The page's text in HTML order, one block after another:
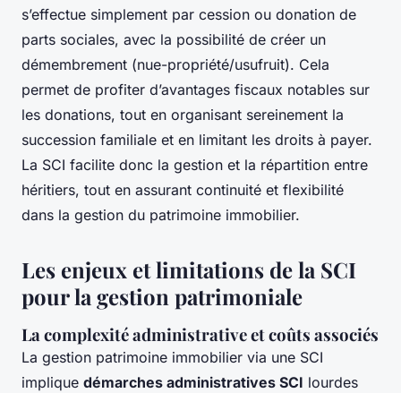
s’effectue simplement par cession ou donation de
parts sociales, avec la possibilité de créer un
démembrement (nue-propriété/usufruit). Cela
permet de profiter d’avantages fiscaux notables sur
les donations, tout en organisant sereinement la
succession familiale et en limitant les droits à payer.
La SCI facilite donc la gestion et la répartition entre
héritiers, tout en assurant continuité et flexibilité
dans la gestion du patrimoine immobilier.
Les enjeux et limitations de la SCI
pour la gestion patrimoniale
La complexité administrative et coûts associés
La gestion patrimoine immobilier via une SCI
implique démarches administratives SCI lourdes